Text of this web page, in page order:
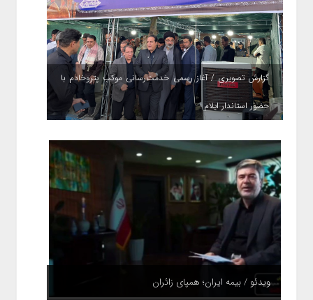
گزارش تصویری / آغاز رسمی خدمت‌رسانی موکب پتروخادم با
حضور استاندار ایلام
ویدئو / بیمه ایران؛ همپای زائران